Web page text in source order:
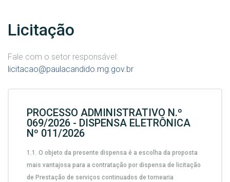
Licitação
Fale com o setor responsável:
licitacao@paulacandido.mg.gov.br
PROCESSO ADMINISTRATIVO N.º
069/2026 - DISPENSA ELETRÔNICA
Nº 011/2026
1.1. O objeto da presente dispensa é a escolha da proposta
mais vantajosa para a contratação por dispensa de licitação
de Prestação de serviços continuados de tornearia